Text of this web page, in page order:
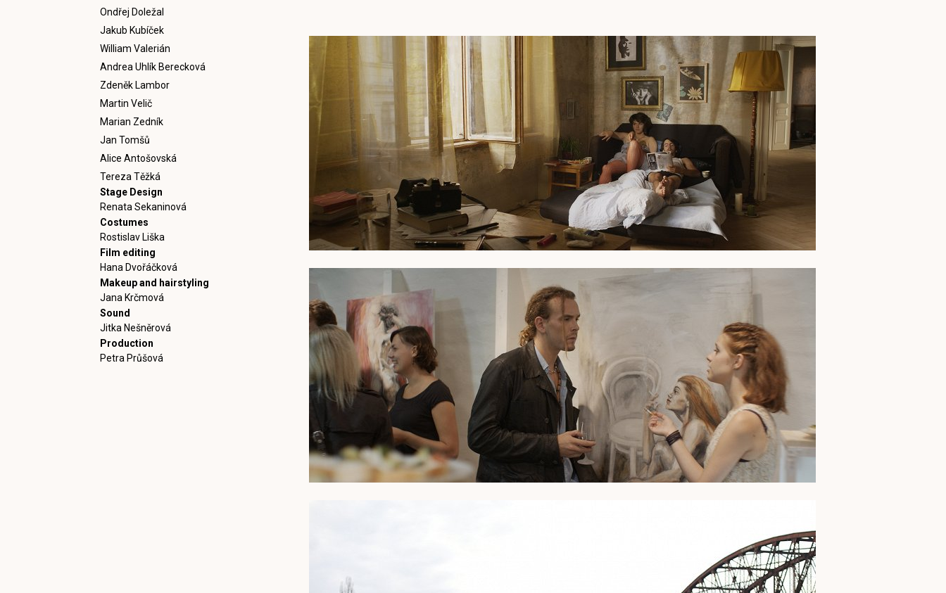
Ondřej Doležal
Jakub Kubíček
William Valerián
Andrea Uhlík Berecková
Zdeněk Lambor
Martin Velič
Marian Zedník
Jan Tomšů
Alice Antošovská
Tereza Těžká
Stage Design
Renata Sekaninová
Costumes
Rostislav Liška
Film editing
Hana Dvořáčková
Makeup and hairstyling
Jana Krčmová
Sound
Jitka Nešněrová
Production
Petra Průšová